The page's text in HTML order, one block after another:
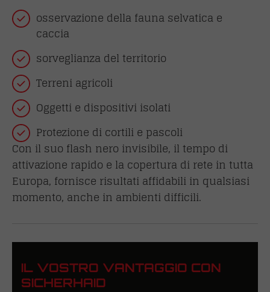
osservazione della fauna selvatica e
caccia
sorveglianza del territorio
Terreni agricoli
Oggetti e dispositivi isolati
Protezione di cortili e pascoli
Con il suo flash nero invisibile, il tempo di
attivazione rapido e la copertura di rete in tutta
Europa, fornisce risultati affidabili in qualsiasi
momento, anche in ambienti difficili.
IL VOSTRO VANTAGGIO CON
SICHERHAID